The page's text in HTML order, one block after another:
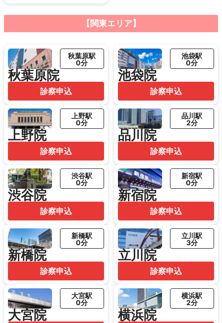
【関東エリア】
秋葉原院
秋葉原駅
0分
診察申込
池袋院
池袋駅
0分
診察申込
上野院
上野駅
0分
診察申込
品川院
品川駅
2分
診察申込
渋谷院
渋谷駅
0分
診察申込
新宿院
新宿駅
0分
診察申込
新橋院
新橋駅
0分
診察申込
立川院
立川駅
3分
診察申込
大宮院
大宮駅
0分
横浜院
横浜駅
2分